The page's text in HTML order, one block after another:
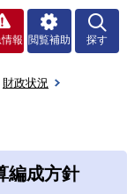
報 閲覧補助 探す
財政状況
編成方針